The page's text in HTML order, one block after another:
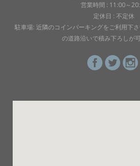
営業時間 : 11:00～
定休日 : 不定休
駐車場: 近隣のコインパーキングをご利用下
の道路沿いで積み下ろしが可